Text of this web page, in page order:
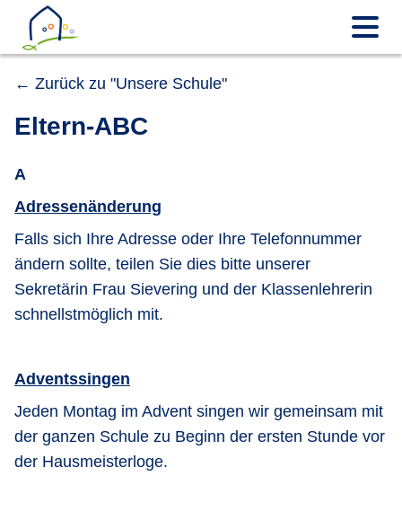
← Zurück zu "Unsere Schule"
Eltern-ABC
A
Adressenänderung
Falls sich Ihre Adresse oder Ihre Telefonnummer
ändern sollte, teilen Sie dies bitte unserer
Sekretärin Frau Sievering und der Klassenlehrerin
schnellstmöglich mit.
Adventssingen
Jeden Montag im Advent singen wir gemeinsam mit
der ganzen Schule zu Beginn der ersten Stunde vor
der Hausmeisterloge.